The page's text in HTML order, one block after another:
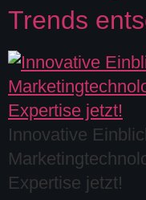
Trends
Innovative
Expertise jetzt!